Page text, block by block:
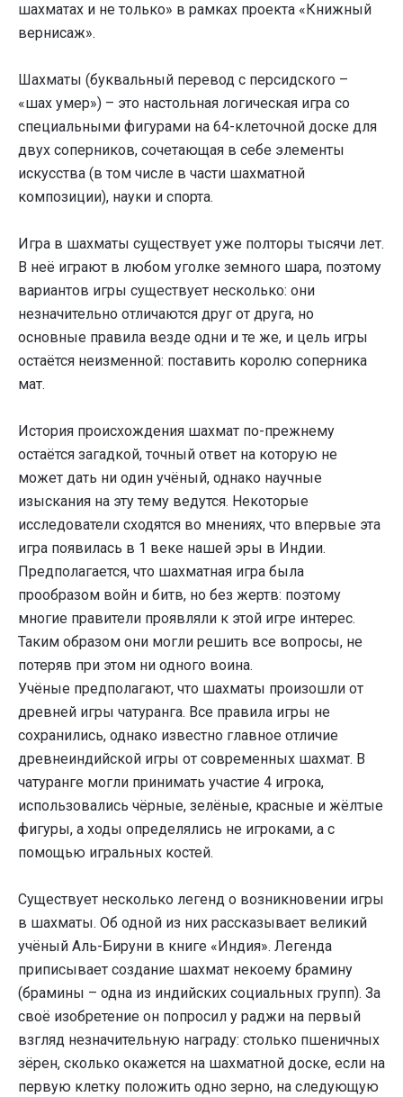
шахматах и не только» в рамках проекта «Книжный
вернисаж».
Шахматы (буквальный перевод с персидского –
«шах умер») – это настольная логическая игра со
специальными фигурами на 64-клеточной доске для
двух соперников, сочетающая в себе элементы
искусства (в том числе в части шахматной
композиции), науки и спорта.
Игра в шахматы существует уже полторы тысячи лет.
В неё играют в любом уголке земного шара, поэтому
вариантов игры существует несколько: они
незначительно отличаются друг от друга, но
основные правила везде одни и те же, и цель игры
остаётся неизменной: поставить королю соперника
мат.
История происхождения шахмат по-прежнему
остаётся загадкой, точный ответ на которую не
может дать ни один учёный, однако научные
изыскания на эту тему ведутся. Некоторые
исследователи сходятся во мнениях, что впервые эта
игра появилась в 1 веке нашей эры в Индии.
Предполагается, что шахматная игра была
прообразом войн и битв, но без жертв: поэтому
многие правители проявляли к этой игре интерес.
Таким образом они могли решить все вопросы, не
потеряв при этом ни одного воина.
Учёные предполагают, что шахматы произошли от
древней игры чатуранга. Все правила игры не
сохранились, однако известно главное отличие
древнеиндийской игры от современных шахмат. В
чатуранге могли принимать участие 4 игрока,
использовались чёрные, зелёные, красные и жёлтые
фигуры, а ходы определялись не игроками, а с
помощью игральных костей.
Существует несколько легенд о возникновении игры
в шахматы. Об одной из них рассказывает великий
учёный Аль-Бируни в книге «Индия». Легенда
приписывает создание шахмат некоему брамину
(брамины – одна из индийских социальных групп). За
своё изобретение он попросил у раджи на первый
взгляд незначительную награду: столько пшеничных
зёрен, сколько окажется на шахматной доске, если на
первую клетку положить одно зерно, на следующую